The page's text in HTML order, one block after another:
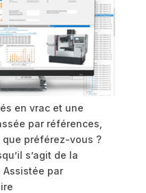
en vrac et une
par références,
préférez-vous ?
s’agit de la
par